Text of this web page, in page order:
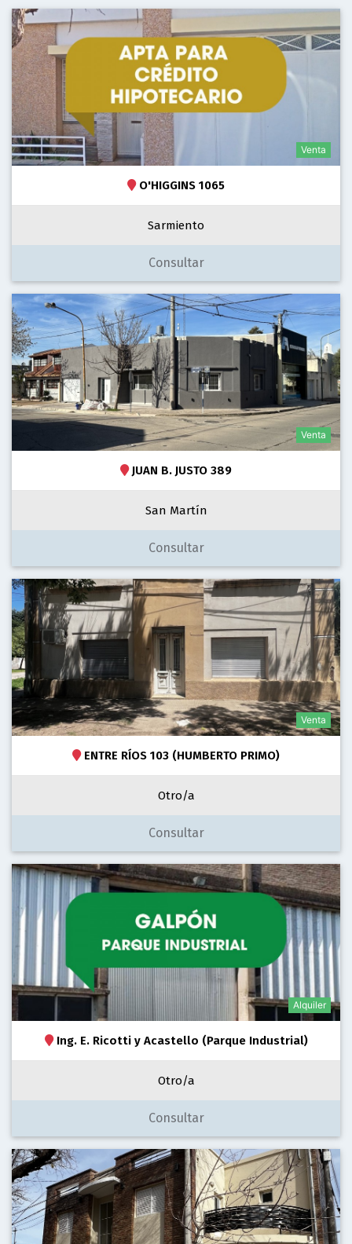
Venta
O'HIGGINS 1065
Sarmiento
Consultar
Venta
JUAN B. JUSTO 389
San Martín
Consultar
Venta
ENTRE RÍOS 103 (HUMBERTO PRIMO)
Otro/a
Consultar
Alquiler
Ing. E. Ricotti y Acastello (Parque Industrial)
Otro/a
Consultar